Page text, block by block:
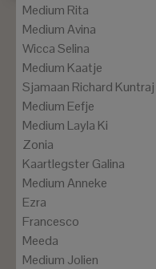
Medium Rita
Medium Avina
Wicca Selina
Medium Kaatje
Sjamaan Richard Kuntraj
Medium Eefje
Medium Layla Ki
Zonia
Kaartlegster Galina
Medium Anneke
Ezra
Francesco
Meeda
Medium Jolien